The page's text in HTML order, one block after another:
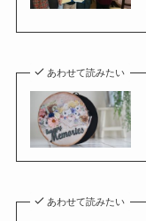
あわせて読みたい
あわせて読みたい